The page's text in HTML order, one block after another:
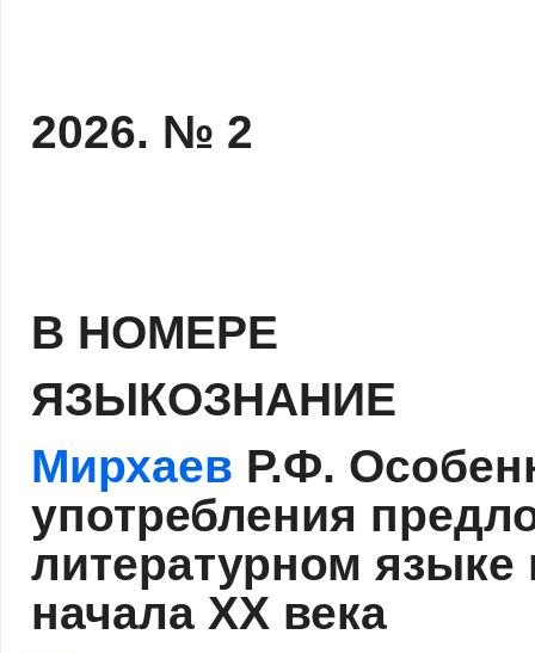
2026. № 2
В НОМЕРЕ
ЯЗЫКОЗНАНИЕ
Мирхаев Р.Ф.
употребления
литературном
начала XX века